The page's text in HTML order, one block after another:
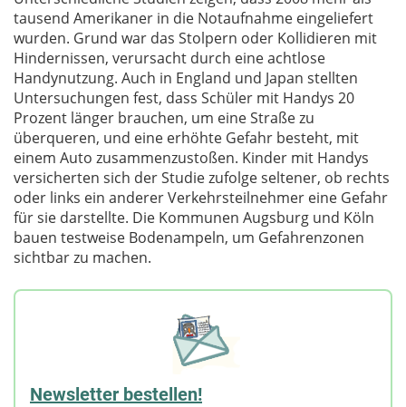
tausend Amerikaner in die Notaufnahme eingeliefert
wurden. Grund war das Stolpern oder Kollidieren mit
Hindernissen, verursacht durch eine achtlose
Handynutzung. Auch in England und Japan stellten
Untersuchungen fest, dass Schüler mit Handys 20
Prozent länger brauchen, um eine Straße zu
überqueren, und eine erhöhte Gefahr besteht, mit
einem Auto zusammenzustoßen. Kinder mit Handys
versicherten sich der Studie zufolge seltener, ob rechts
oder links ein anderer Verkehrsteilnehmer eine Gefahr
für sie darstellte. Die Kommunen Augsburg und Köln
bauen testweise Bodenampeln, um Gefahrenzonen
sichtbar zu machen.
Newsletter bestellen!